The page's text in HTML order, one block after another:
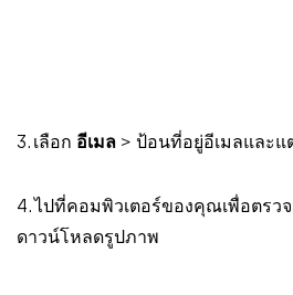
3. เลือก อีเมล > ป้อนที่อยู่อีเมลและแ
4. ไปที่คอมพิวเตอร์ของคุณเพื่อตรว
ดาวน์โหลดรูปภาพ